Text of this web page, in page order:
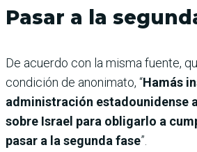
Pasar a la
De acuerdo con la misma fuente,
condición de anonimato, “Hamás
administración estadounidense
sobre Israel para obligarlo a
pasar a la segunda fase”.